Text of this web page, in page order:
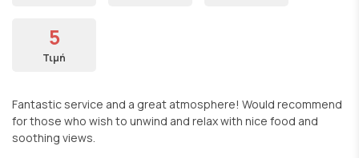
5
Τιμή
Fantastic service and a great atmosphere! Would recommend
for those who wish to unwind and relax with nice food and
soothing views.